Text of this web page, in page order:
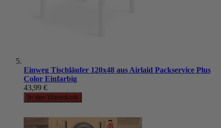
Einweg Tischläufer 120x48 aus Airlaid Packservice Plus
Color Einfarbig
43,99 €
In den Warenkorb